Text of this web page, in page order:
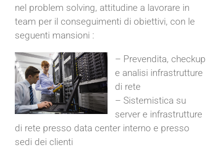
nel problem solving, attitudine a lavorare in
team per il conseguimenti di obiettivi, con le
seguenti mansioni :
– Prevendita, checkup
e analisi infrastrutture
di rete
– Sistemistica su
server e infrastrutture
di rete presso data center interno e presso
sedi dei clienti